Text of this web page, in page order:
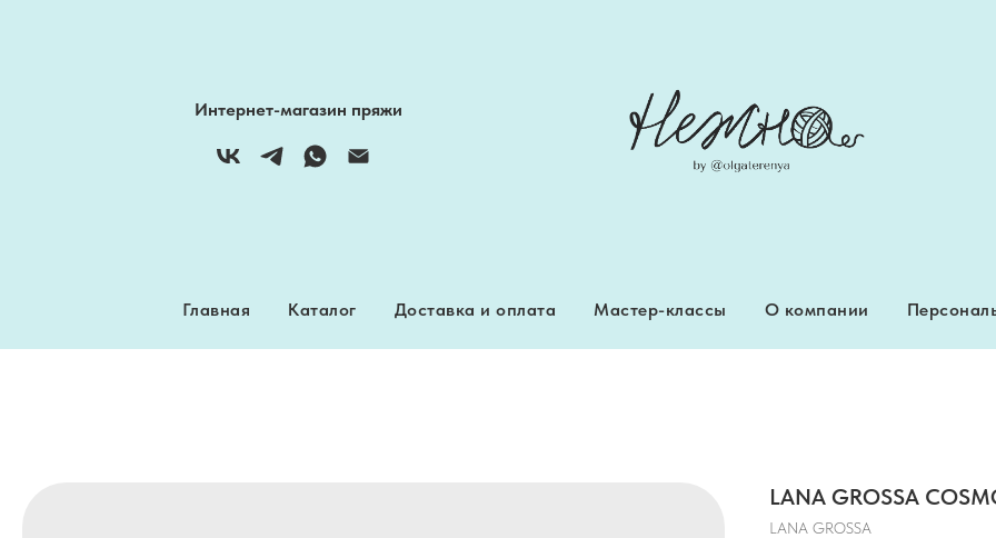
Интернет-магазин пряжи
Главная Каталог Доставка и оплата Мастер-классы О компании
Главная Каталог Доставка и оплата Мастер-классы О компании
LANA GROSSA
LANA GROSSA